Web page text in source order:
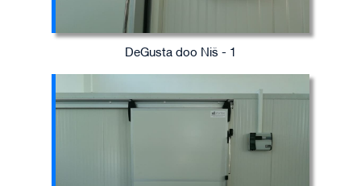
DeGusta doo Niš - 1